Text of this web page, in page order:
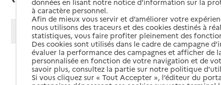
Modifier ma recherche
Ajouter cette recherche aux favoris
données en lisant notre notice d’information sur la
à caractère personnel.
Afin de mieux vous servir et d’améliorer votre
nous utilisons des traceurs et des cookies destinés à
statistiques, vous faire profiter pleinement des
Des cookies sont utilisés dans le cadre de campagne
évaluer la performance des campagnes et afficher de
personnalisée en fonction de votre navigation et de
savoir plus, consultez la partie sur notre politique
Si vous cliquez sur « Tout Accepter », l’éditeur du